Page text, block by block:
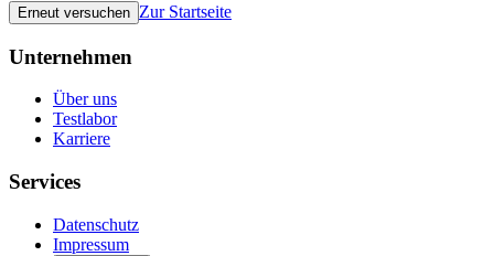
Erneut versuchen Zur Startseite
Unternehmen
Über uns
Testlabor
Karriere
Services
Datenschutz
Impressum